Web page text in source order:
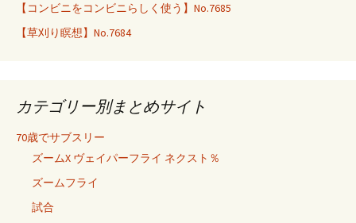
【コンビニをコンビニらしく使う】No.7685
【草刈り瞑想】No.7684
カテゴリー別まとめサイト
70歳でサブスリー
ズームX ヴェイパーフライ ネクスト％
ズームフライ
試合